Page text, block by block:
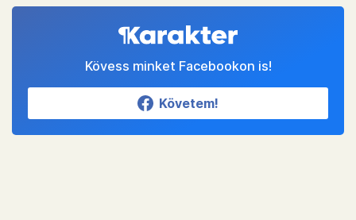
Kövess minket Facebookon is!
Követem!